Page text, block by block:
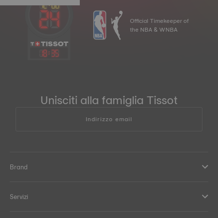
18: 35
Official Timekeeper of
the NBA & WNBA
Unisciti alla famiglia Tissot
Indirizzo email
Brand
Servizi